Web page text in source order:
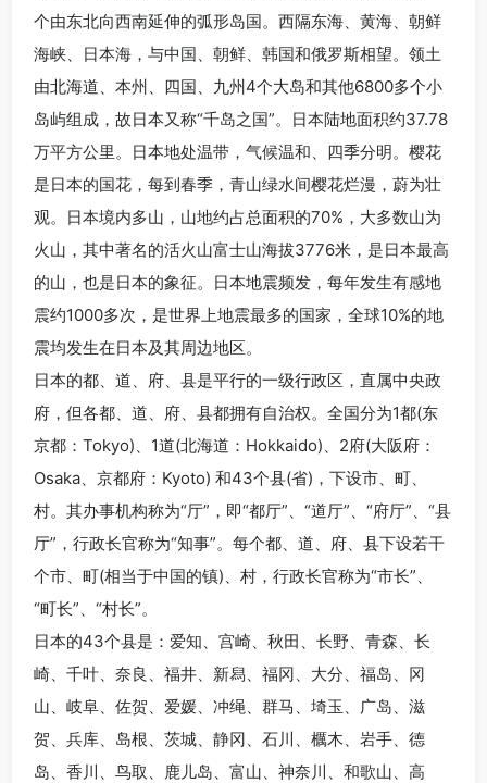
个由东北向西南延伸的弧形岛国。西隔东海、黄海、朝鲜
海峡、日本海，与中国、朝鲜、韩国和俄罗斯相望。领土
由北海道、本州、四国、九州4个大岛和其他6800多个小
岛屿组成，故日本又称“千岛之国”。日本陆地面积约37.78
万平方公里。日本地处温带，气候温和、四季分明。樱花
是日本的国花，每到春季，青山绿水间樱花烂漫，蔚为壮
观。日本境内多山，山地约占总面积的70%，大多数山为
火山，其中著名的活火山富士山海拔3776米，是日本最高
的山，也是日本的象征。日本地震频发，每年发生有感地
震约1000多次，是世界上地震最多的国家，全球10%的地
震均发生在日本及其周边地区。
日本的都、道、府、县是平行的一级行政区，直属中央政
府，但各都、道、府、县都拥有自治权。全国分为1都(东
京都：Tokyo)、1道(北海道：Hokkaido)、2府(大阪府：
Osaka、京都府：Kyoto) 和43个县(省)，下设市、町、
村。其办事机构称为“厅”，即“都厅”、“道厅”、“府厅”、“县
厅”，行政长官称为“知事”。每个都、道、府、县下设若干
个市、町(相当于中国的镇)、村，行政长官称为“市长”、
“町长”、“村长”。
日本的43个县是：爱知、宫崎、秋田、长野、青森、长
崎、千叶、奈良、福井、新舄、福冈、大分、福岛、冈
山、岐阜、佐贺、爱媛、冲绳、群马、埼玉、广岛、滋
贺、兵库、岛根、茨城、静冈、石川、櫔木、岩手、德
岛、香川、鸟取、鹿儿岛、富山、神奈川、和歌山、高